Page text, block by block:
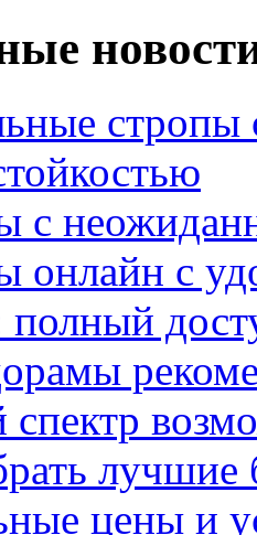
с
онлайн с
цены и